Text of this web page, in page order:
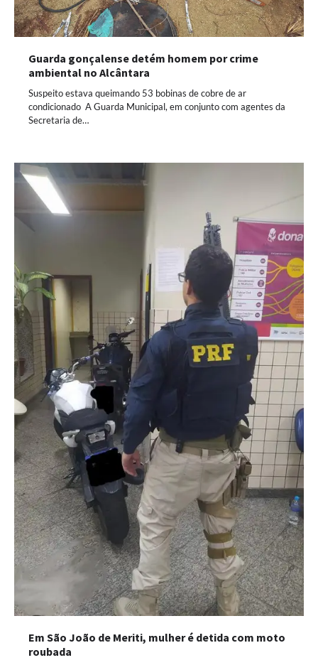
Guarda gonçalense detém homem por crime
ambiental no Alcântara
Suspeito estava queimando 53 bobinas de cobre de ar
condicionado A Guarda Municipal, em conjunto com agentes da
Secretaria de…
Em São João de Meriti, mulher é detida com moto
roubada